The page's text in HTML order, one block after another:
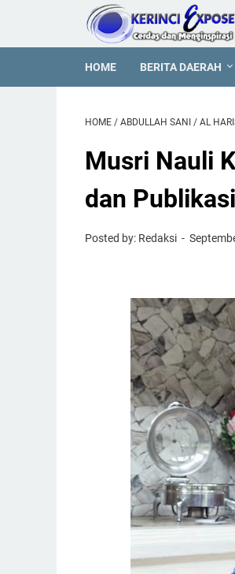
HOME BERITA DAERAH
HOME / ABDULLAH SANI / AL
Musri Nauli
dan
Posted by: Redaksi